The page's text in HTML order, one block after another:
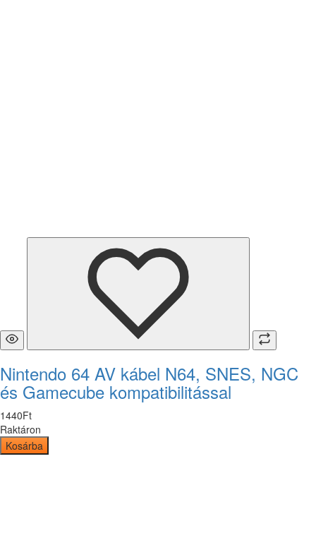
Nintendo 64 AV kábel N64, SNES, NGC
és Gamecube kompatibilitással
1440Ft
Raktáron
Kosárba